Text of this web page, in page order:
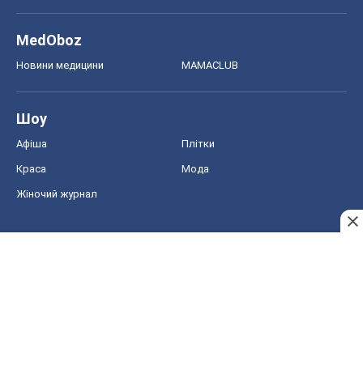
MedOboz
Новини медицини MAMACLUB
Шоу
Афіша Плітки
Краса Мода
Жіночий журнал